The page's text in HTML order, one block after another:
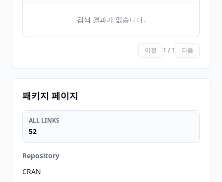
검색 결과가 없습니다.
이전 1 / 1 다음
패키지 페이지
ALL LINKS
52
Repository
CRAN